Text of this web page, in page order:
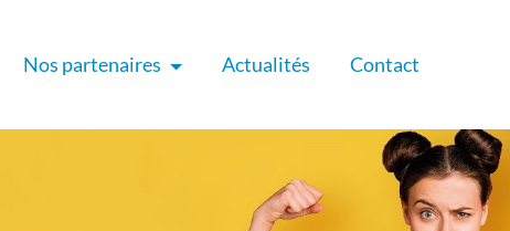
Nos partenaires Actualités Contact